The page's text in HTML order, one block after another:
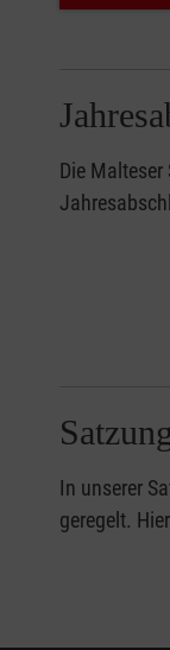
Die
In unserer
geregelt.